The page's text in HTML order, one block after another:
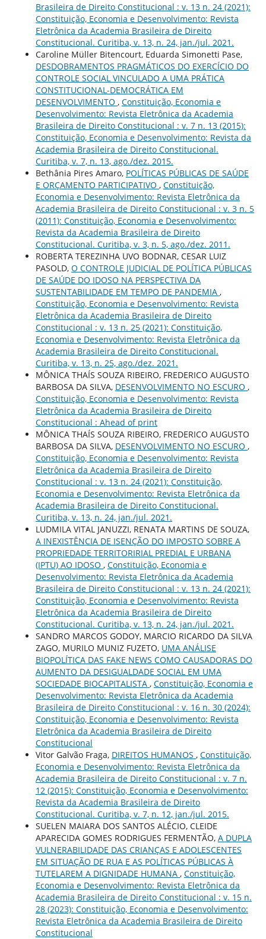
Brasileira de Direito Constitucional : v. 13 n. 24 (2021):
Constituição, Economia e Desenvolvimento: Revista
Eletrônica da Academia Brasileira de Direito
Constitucional. Curitiba, v. 13, n. 24, jan./jul. 2021.
Caroline Müller Bitencourt, Eduarda Simonetti Pase,
DESDOBRAMENTOS PRAGMÁTICOS DO EXERCÍCIO DO
CONTROLE SOCIAL VINCULADO A UMA PRÁTICA
CONSTITUCIONAL-DEMOCRÁTICA EM
DESENVOLVIMENTO , Constituição, Economia e
Desenvolvimento: Revista Eletrônica da Academia
Brasileira de Direito Constitucional : v. 7 n. 13 (2015):
Constituição, Economia e Desenvolvimento: Revista da
Academia Brasileira de Direito Constitucional.
Curitiba, v. 7, n. 13, ago./dez. 2015.
Bethânia Pires Amaro, POLÍTICAS PÚBLICAS DE SAÚDE
E ORÇAMENTO PARTICIPATIVO , Constituição,
Economia e Desenvolvimento: Revista Eletrônica da
Academia Brasileira de Direito Constitucional : v. 3 n. 5
(2011): Constituição, Economia e Desenvolvimento:
Revista da Academia Brasileira de Direito
Constitucional. Curitiba, v. 3, n. 5, ago./dez. 2011.
ROBERTA TEREZINHA UVO BODNAR, CESAR LUIZ
PASOLD, O CONTROLE JUDICIAL DE POLÍTICA PÚBLICAS
DE SAÚDE DO IDOSO NA PERSPECTIVA DA
SUSTENTABILIDADE EM TEMPO DE PANDEMIA ,
Constituição, Economia e Desenvolvimento: Revista
Eletrônica da Academia Brasileira de Direito
Constitucional : v. 13 n. 25 (2021): Constituição,
Economia e Desenvolvimento: Revista Eletrônica da
Academia Brasileira de Direito Constitucional.
Curitiba, v. 13, n. 25, ago./dez. 2021.
MÔNICA THAÍS SOUZA RIBEIRO, FREDERICO AUGUSTO
BARBOSA DA SILVA, DESENVOLVIMENTO NO ESCURO ,
Constituição, Economia e Desenvolvimento: Revista
Eletrônica da Academia Brasileira de Direito
Constitucional : Ahead of print
MÔNICA THAÍS SOUZA RIBEIRO, FREDERICO AUGUSTO
BARBOSA DA SILVA, DESENVOLVIMENTO NO ESCURO ,
Constituição, Economia e Desenvolvimento: Revista
Eletrônica da Academia Brasileira de Direito
Constitucional : v. 13 n. 24 (2021): Constituição,
Economia e Desenvolvimento: Revista Eletrônica da
Academia Brasileira de Direito Constitucional.
Curitiba, v. 13, n. 24, jan./jul. 2021.
LUDMILA VITAL JANUZZI, RENATA MARTINS DE SOUZA,
A INEXISTÊNCIA DE ISENÇÃO DO IMPOSTO SOBRE A
PROPRIEDADE TERRITORIRIAL PREDIAL E URBANA
(IPTU) AO IDOSO , Constituição, Economia e
Desenvolvimento: Revista Eletrônica da Academia
Brasileira de Direito Constitucional : v. 13 n. 24 (2021):
Constituição, Economia e Desenvolvimento: Revista
Eletrônica da Academia Brasileira de Direito
Constitucional. Curitiba, v. 13, n. 24, jan./jul. 2021.
SANDRO MARCOS GODOY, MARCIO RICARDO DA SILVA
ZAGO, MURILO MUNIZ FUZETO, UMA ANÁLISE
BIOPOLÍTICA DAS FAKE NEWS COMO CAUSADORAS DO
AUMENTO DA DESIGUALDADE SOCIAL EM UMA
SOCIEDADE BIOCAPITALISTA , Constituição, Economia e
Desenvolvimento: Revista Eletrônica da Academia
Brasileira de Direito Constitucional : v. 16 n. 30 (2024):
Constituição, Economia e Desenvolvimento: Revista
Eletrônica da Academia Brasileira de Direito
Constitucional
Vitor Galvão Fraga, DIREITOS HUMANOS , Constituição,
Economia e Desenvolvimento: Revista Eletrônica da
Academia Brasileira de Direito Constitucional : v. 7 n.
12 (2015): Constituição, Economia e Desenvolvimento:
Revista da Academia Brasileira de Direito
Constitucional. Curitiba, v. 7, n. 12, jan./jul. 2015.
SUELEN MAIARA DOS SANTOS ALÉCIO, CLEIDE
APARECIDA GOMES RODRIGUES FERMENTÃO, A DUPLA
VULNERABILIDADE DAS CRIANÇAS E ADOLESCENTES
EM SITUAÇÃO DE RUA E AS POLÍTICAS PÚBLICAS À
TUTELAREM A DIGNIDADE HUMANA , Constituição,
Economia e Desenvolvimento: Revista Eletrônica da
Academia Brasileira de Direito Constitucional : v. 15 n.
28 (2023): Constituição, Economia e Desenvolvimento:
Revista Eletrônica da Academia Brasileira de Direito
Constitucional